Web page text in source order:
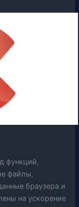
функций,
файлы,
браузера и
на ускорение